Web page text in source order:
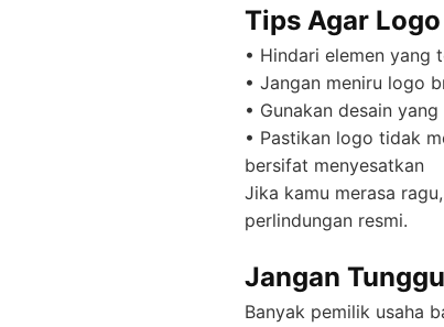
Tips Agar
• Hindari elemen yang
• Jangan meniru logo
• Gunakan desain
• Pastikan logo tidak
bersifat menyesatkan
Jika kamu merasa
perlindungan resmi.
Jangan
Banyak pemilik usaha